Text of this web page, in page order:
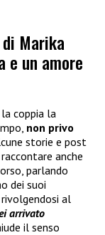
Marika
e un amore
coppia la
non privo
storie e post
anche
parlando
dei suoi
al
arrivato
il senso